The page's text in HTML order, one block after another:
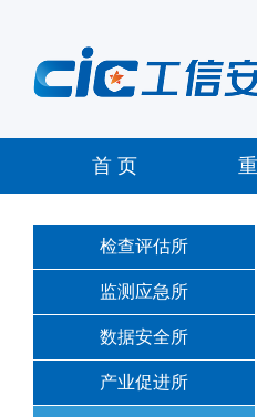
首 页
检查评估所
监测应急所
数据安全所
产业促进所